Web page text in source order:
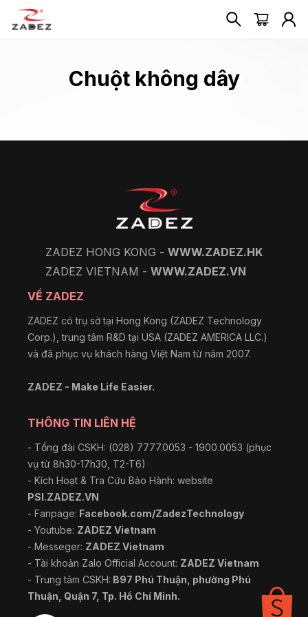
Chuột không dây
ZADEZ HONG KONG - WWW.ZADEZ.HK
ZADEZ VIETNAM - WWW.ZADEZ.VN
VỀ ZADEZ
ZADEZ có trụ sở tại Hong Kong (ZADEZ Technology
Corp.), trung tâm R&D tại USA (ZADEZ AMERICA LLC.)
và đã phục vụ khách hàng Việt Nam từ năm 2007.
ZADEZ - Make Life Easier.
THÔNG TIN LIÊN HỆ
- Tổng đài CSKH: (028) 7777.0053 - 1900.0053 (phục
vụ từ 8h30-17h30, T2-T6)
- Kích Hoạt & Tra Cứu Bảo Hành: website
PSI.ZADEZ.VN
- Fanpage: Facebook.com/ZadezTechnology
- Youtube: ZADEZ Vietnam
- Messeger: ZADEZ Vietnam
- Tài khoản Zalo Official Account: ZADEZ Vietnam
- Trung tâm CSKH: B97 Phú Thuận, phường Phú
Thuận, Quận 7, Tp. Hồ Chí Minh.